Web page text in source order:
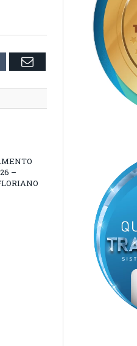
Email
–